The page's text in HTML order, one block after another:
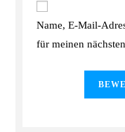
Name, E-Mail-
für meinen